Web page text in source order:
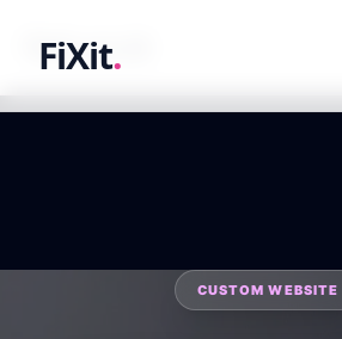
FiXit.
fixit.co.id
CUSTOM WEBSITE